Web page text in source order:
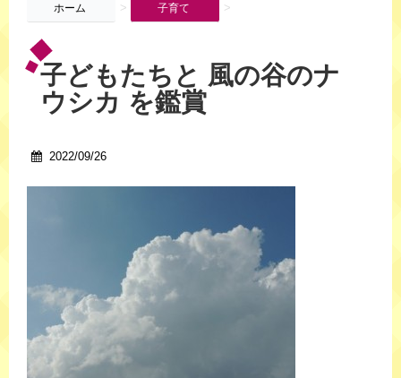
ホーム > 子育て >
子どもたちと 風の谷のナ
ウシカ を鑑賞
2022/09/26